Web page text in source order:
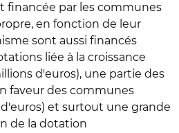
financée par les communes
en fonction de leur
sont aussi financés
liée à la croissance
d'euros), une partie des
faveur des communes
et surtout une grande
de la dotation